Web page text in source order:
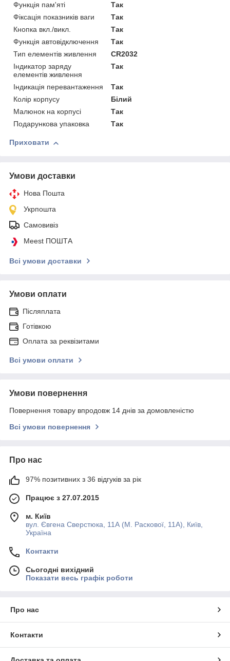
Функція пам'яті
Так
Фіксація показників ваги
Так
Кнопка вкл./викл.
Так
Функція автовідключення
Так
Тип елементів живлення
CR2032
Індикатор заряду
елементів живлення
Так
Індикація перевантаження
Так
Колір корпусу
Білий
Малюнок на корпусі
Так
Подарункова упаковка
Так
Приховати
Умови доставки
Нова Пошта
Укрпошта
Самовивіз
Meest ПОШТА
Всі умови доставки
Умови оплати
Післяплата
Готівкою
Оплата за реквізитами
Всі умови оплати
Умови повернення
Повернення товару впродовж 14 днів за домовленістю
Всі умови повернення
Про нас
97% позитивних з 36 відгуків за рік
Працює з 27.07.2015
м. Київ
вул. Євгена Сверстюка, 11А (М. Раскової, 11А), Київ,
Україна
Контакти
Сьогодні вихідний
Показати весь графік роботи
Про нас
Контакти